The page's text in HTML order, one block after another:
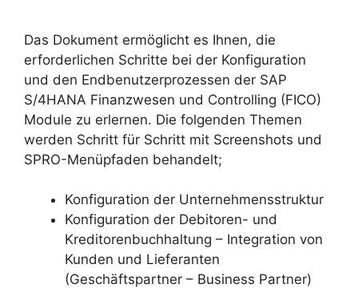
Das Dokument ermöglicht es Ihnen, die
erforderlichen Schritte bei der Konfiguration
und den Endbenutzerprozessen der SAP
S/4HANA Finanzwesen und Controlling (FICO)
Module zu erlernen. Die folgenden Themen
werden Schritt für Schritt mit Screenshots und
SPRO-Menüpfaden behandelt;
Konfiguration der Unternehmensstruktur
Konfiguration der Debitoren- und
Kreditorenbuchhaltung – Integration von
Kunden und Lieferanten
(Geschäftspartner – Business Partner)